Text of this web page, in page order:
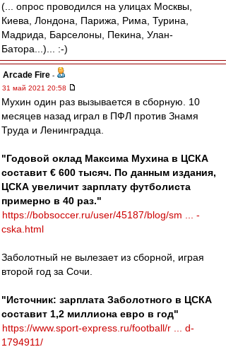
(... опрос проводился на улицах Москвы,
Киева, Лондона, Парижа, Рима, Турина,
Мадрида, Барселоны, Пекина, Улан-
Батора...)... :-)
Arcade Fire -
31 май 2021 20:58
Мухин один раз вызывается в сборную. 10
месяцев назад играл в ПФЛ против Знамя
Труда и Ленинградца.
"Годовой оклад Максима Мухина в ЦСКА
составит € 600 тысяч. По данным издания,
ЦСКА увеличит зарплату футболиста
примерно в 40 раз."
https://bobsoccer.ru/user/45187/blog/sm ... -
cska.html
Заболотный не вылезает из сборной, играя
второй год за Сочи.
"Источник: зарплата Заболотного в ЦСКА
составит 1,2 миллиона евро в год"
https://www.sport-express.ru/football/r ... d-
1794911/